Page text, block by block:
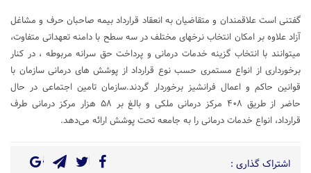
گفتنی است علاقمندان و متقاضیان به انعقاد قرارداد بیمه صاحبان حرف و مشاغل
آزاد علاوه بر امکان انتخاب نرخهای مختلف در سه سطح با دامنه تعهداتی متفاوت،
میتوانند با انتخاب گزینه خدمات درمانی و پرداخت حق سرانه مربوطه ، در کنار
برخورداری از انواع مستمری حسب نوع قرارداد از پوشش های درمانی سازمان با
قوانین حاکم و اعمال فرانشیز برخوردار گردند.سازمان تامین اجتماعی در حال
حاضر از طریق ۴۰۸ مرکز درمانی ملکی و بالغ بر ۵۸ هزار مرکز درمانی طرف
قرارداد، انواع خدمات درمانی را به جامعه تحت پوشش ارائه می‌دهد.
اشتراک گذاری :